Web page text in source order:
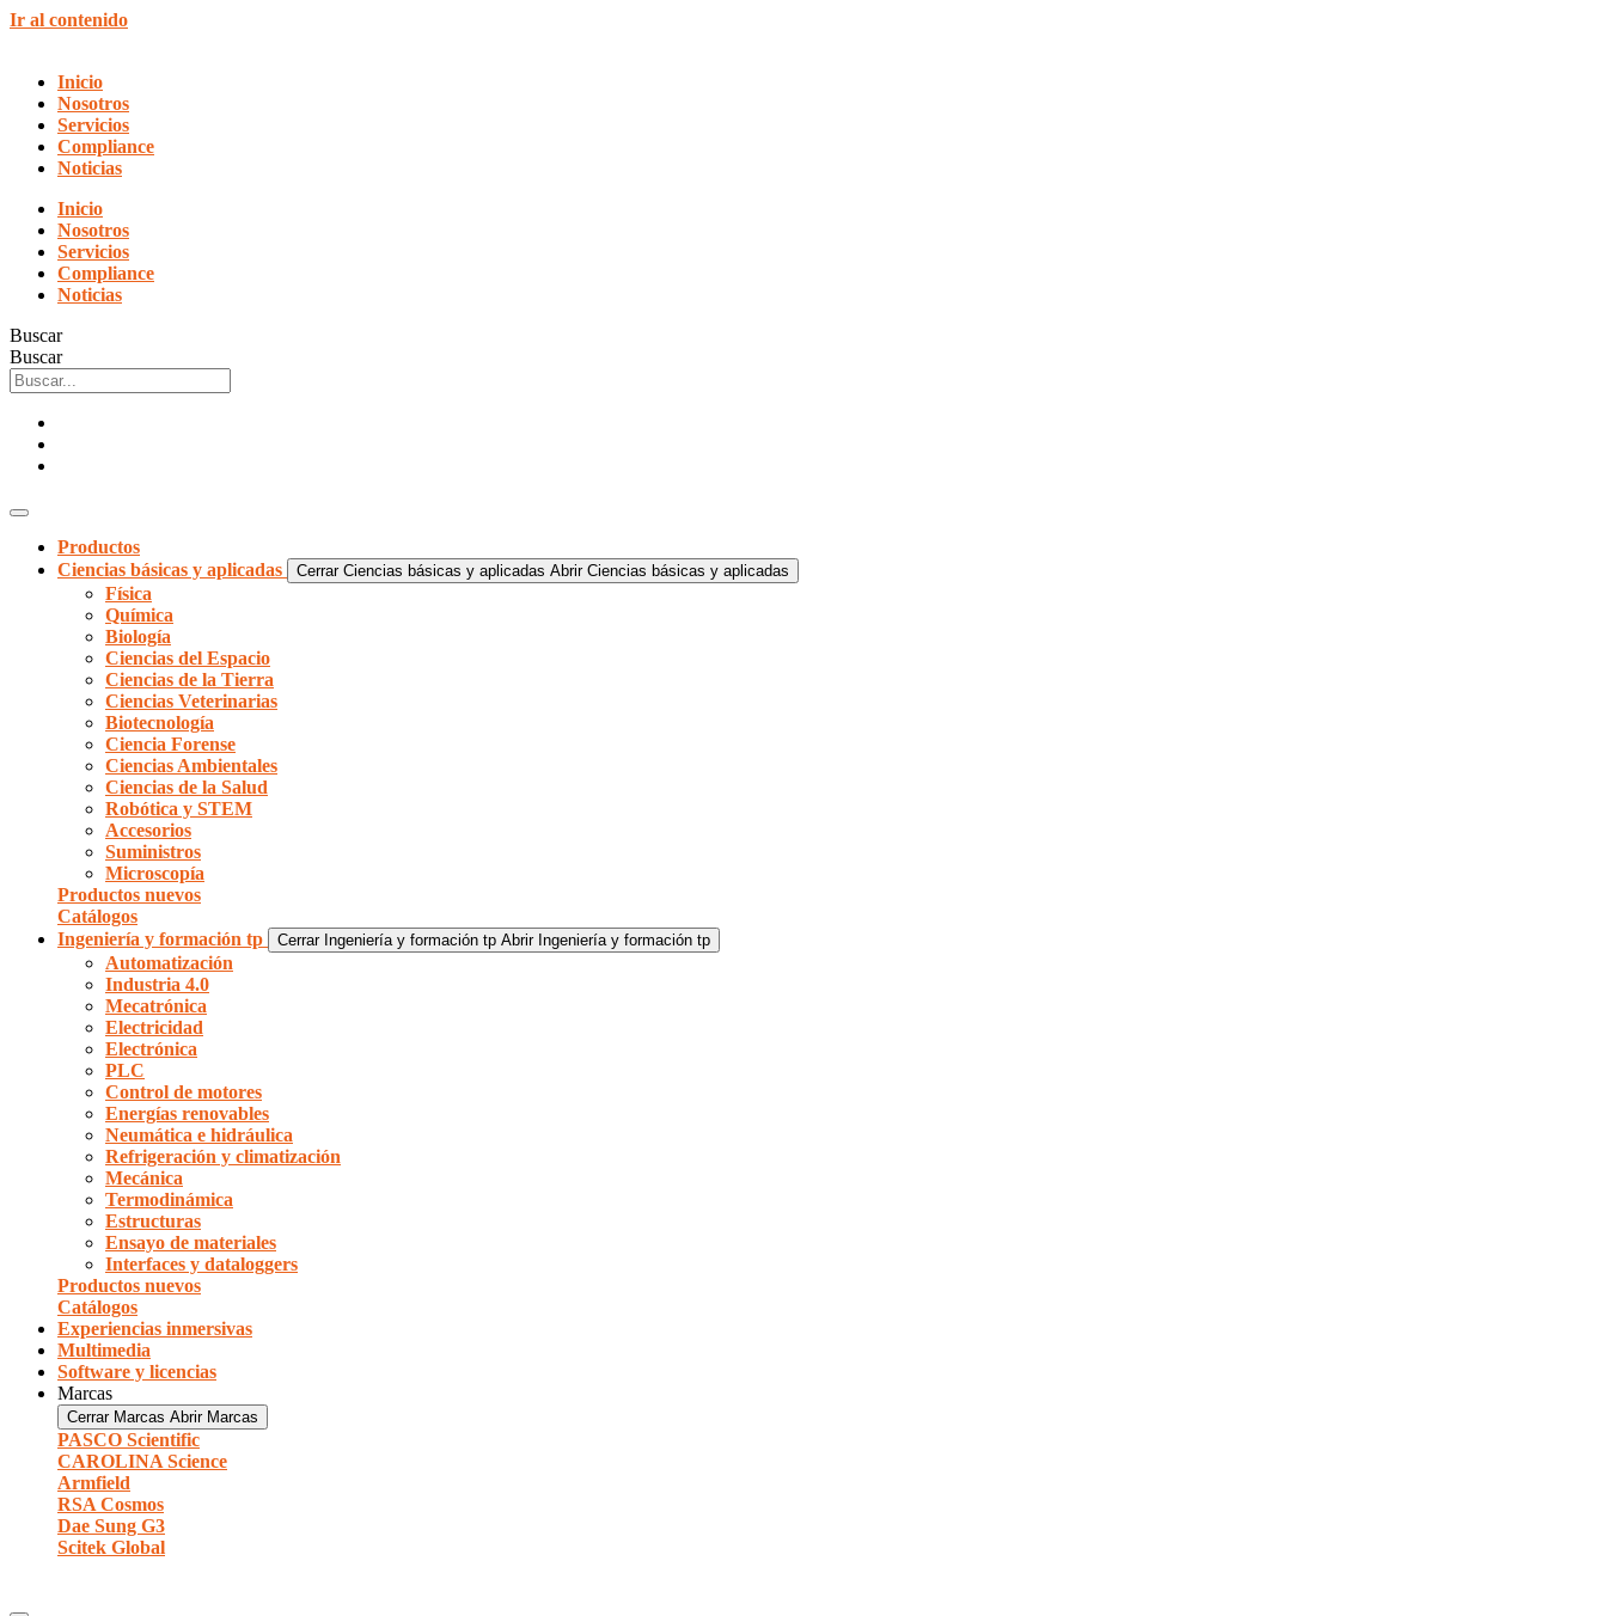
Ir al contenido
Inicio
Nosotros
Servicios
Compliance
Noticias
Inicio
Nosotros
Servicios
Compliance
Noticias
Buscar
Buscar
Productos
Ciencias básicas y aplicadas
Cerrar Ciencias básicas y aplicadas Abrir Ciencias básicas y aplicadas
Física
Química
Biología
Ciencias del Espacio
Ciencias de la Tierra
Ciencias Veterinarias
Biotecnología
Ciencia Forense
Ciencias Ambientales
Ciencias de la Salud
Robótica y STEM
Accesorios
Suministros
Microscopía
Productos nuevos
Catálogos
Ingeniería y formación tp
Cerrar Ingeniería y formación tp Abrir Ingeniería y formación tp
Automatización
Industria 4.0
Mecatrónica
Electricidad
Electrónica
PLC
Control de motores
Energías renovables
Neumática e hidráulica
Refrigeración y climatización
Mecánica
Termodinámica
Estructuras
Ensayo de materiales
Interfaces y dataloggers
Productos nuevos
Catálogos
Experiencias inmersivas
Multimedia
Software y licencias
Marcas
Cerrar Marcas Abrir Marcas
PASCO Scientific
CAROLINA Science
Armfield
RSA Cosmos
Dae Sung G3
Scitek Global